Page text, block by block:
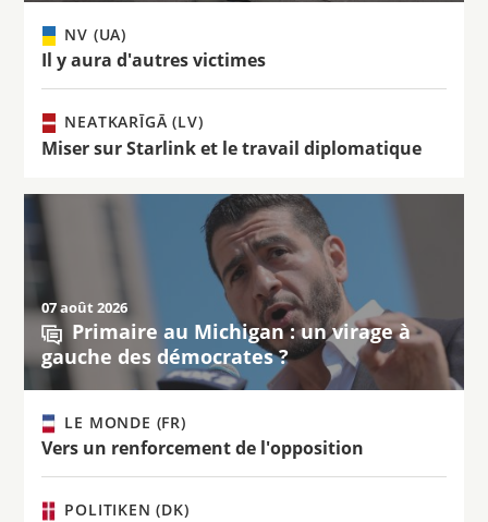
NV (UA)
Il y aura d'autres victimes
NEATKARĪGĀ (LV)
Miser sur Starlink et le travail diplomatique
07 août 2026
Primaire au Michigan : un virage à
gauche des démocrates ?
LE MONDE (FR)
Vers un renforcement de l'opposition
POLITIKEN (DK)